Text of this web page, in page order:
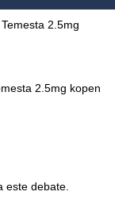
2.5mg
2.5mg kopen
este debate.